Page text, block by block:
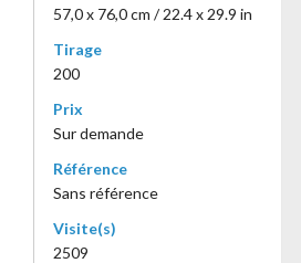
57,0 x 76,0 cm / 22.4 x 29.9 in
Tirage
200
Prix
Sur demande
Référence
Sans référence
Visite(s)
2509